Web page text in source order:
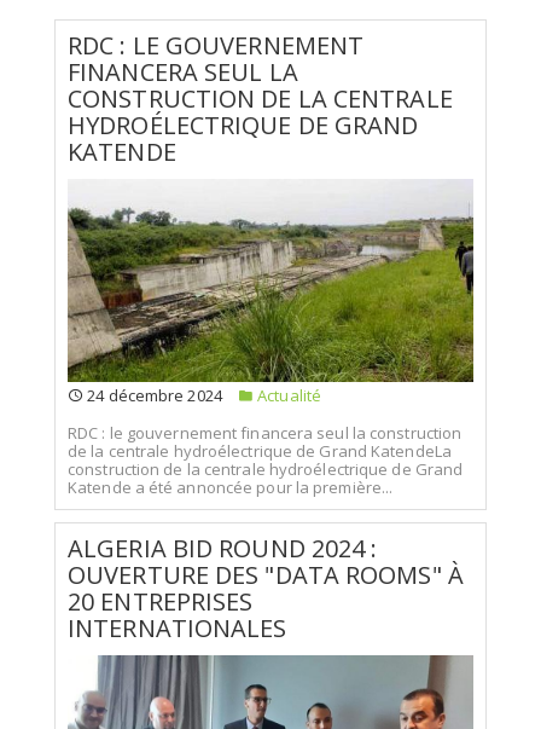
RDC : LE GOUVERNEMENT
FINANCERA SEUL LA
CONSTRUCTION DE LA CENTRALE
HYDROÉLECTRIQUE DE GRAND
KATENDE
24 décembre 2024
Actualité
RDC : le gouvernement financera seul la construction
de la centrale hydroélectrique de Grand KatendeLa
construction de la centrale hydroélectrique de Grand
Katende a été annoncée pour la première...
ALGERIA BID ROUND 2024 :
OUVERTURE DES "DATA ROOMS" À
20 ENTREPRISES
INTERNATIONALES